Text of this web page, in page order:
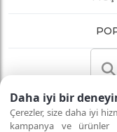
Daha iyi bir
Çerezler, size daha iyi
kampanya ve ürünler